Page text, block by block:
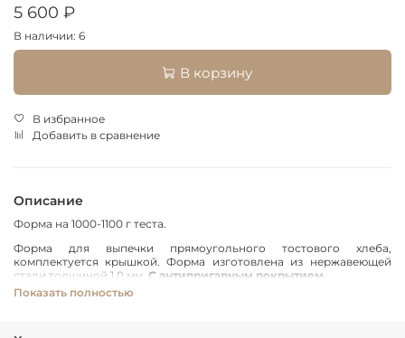
5 600 ₽
В наличии: 6
В корзину
В избранное
Добавить в сравнение
Описание
Форма на 1000-1100 г теста.
Форма для выпечки прямоугольного тостового хлеба,
комплектуется крышкой. Форма изготовлена из нержавеющей
стали толщиной 1,0 мм. С антипригарным покрытием.
Диапазон рабочих температур (от —70 до +230 °C)
Показать полностью